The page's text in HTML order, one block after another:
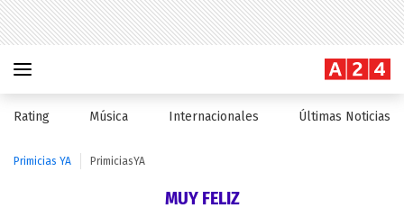
Rating Música Internacionales Últimas Noticias
Primicias YA PrimiciasYA
MUY FELIZ